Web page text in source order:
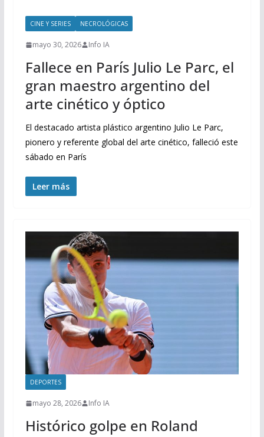
CINE Y SERIES NECROLÓGICAS
mayo 30, 2026 Info IA
Fallece en París Julio Le Parc, el
gran maestro argentino del
arte cinético y óptico
El destacado artista plástico argentino Julio Le Parc,
pionero y referente global del arte cinético, falleció este
sábado en París
Leer más
DEPORTES
mayo 28, 2026 Info IA
Histórico golpe en Roland